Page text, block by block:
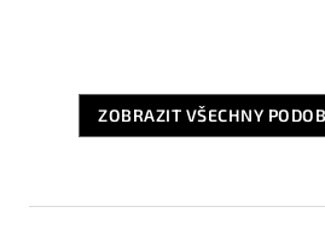
ZOBRAZIT VŠECHNY